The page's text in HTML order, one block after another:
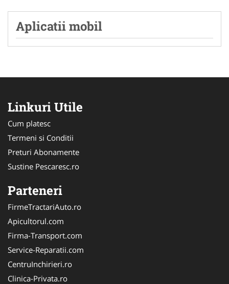
Aplicatii mobil
Linkuri Utile
Cum platesc
Termeni si Conditii
Preturi Abonamente
Sustine Pescaresc.ro
Parteneri
FirmeTractariAuto.ro
Apicultorul.com
Firma-Transport.com
Service-Reparatii.com
CentruInchirieri.ro
Clinica-Privata.ro